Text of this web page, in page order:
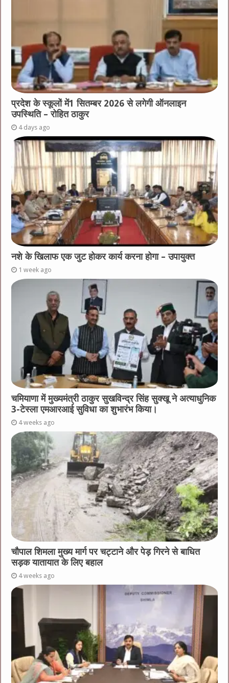
प्रदेश के स्कूलों में1 सितम्बर 2026 से लगेगी ऑनलाइन
उपस्थिति – रोहित ठाकुर
4 days ago
नशे के खिलाफ एक जुट होकर कार्य करना होगा – उपायुक्त
1 week ago
चमियाणा में मुख्यमंत्री ठाकुर सुखविन्द्र सिंह सुक्खू ने अत्याधुनिक
3-टेस्ला एमआरआई सुविधा का शुभारंभ किया।
4 weeks ago
चौपाल शिमला मुख्य मार्ग पर चट्टाने और पेड़ गिरने से बाधित
सड़क यातायात के लिए बहाल
4 weeks ago